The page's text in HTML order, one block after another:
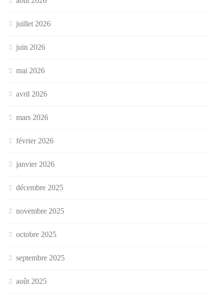
juillet 2026
juin 2026
mai 2026
avril 2026
mars 2026
février 2026
janvier 2026
décembre 2025
novembre 2025
octobre 2025
septembre 2025
août 2025